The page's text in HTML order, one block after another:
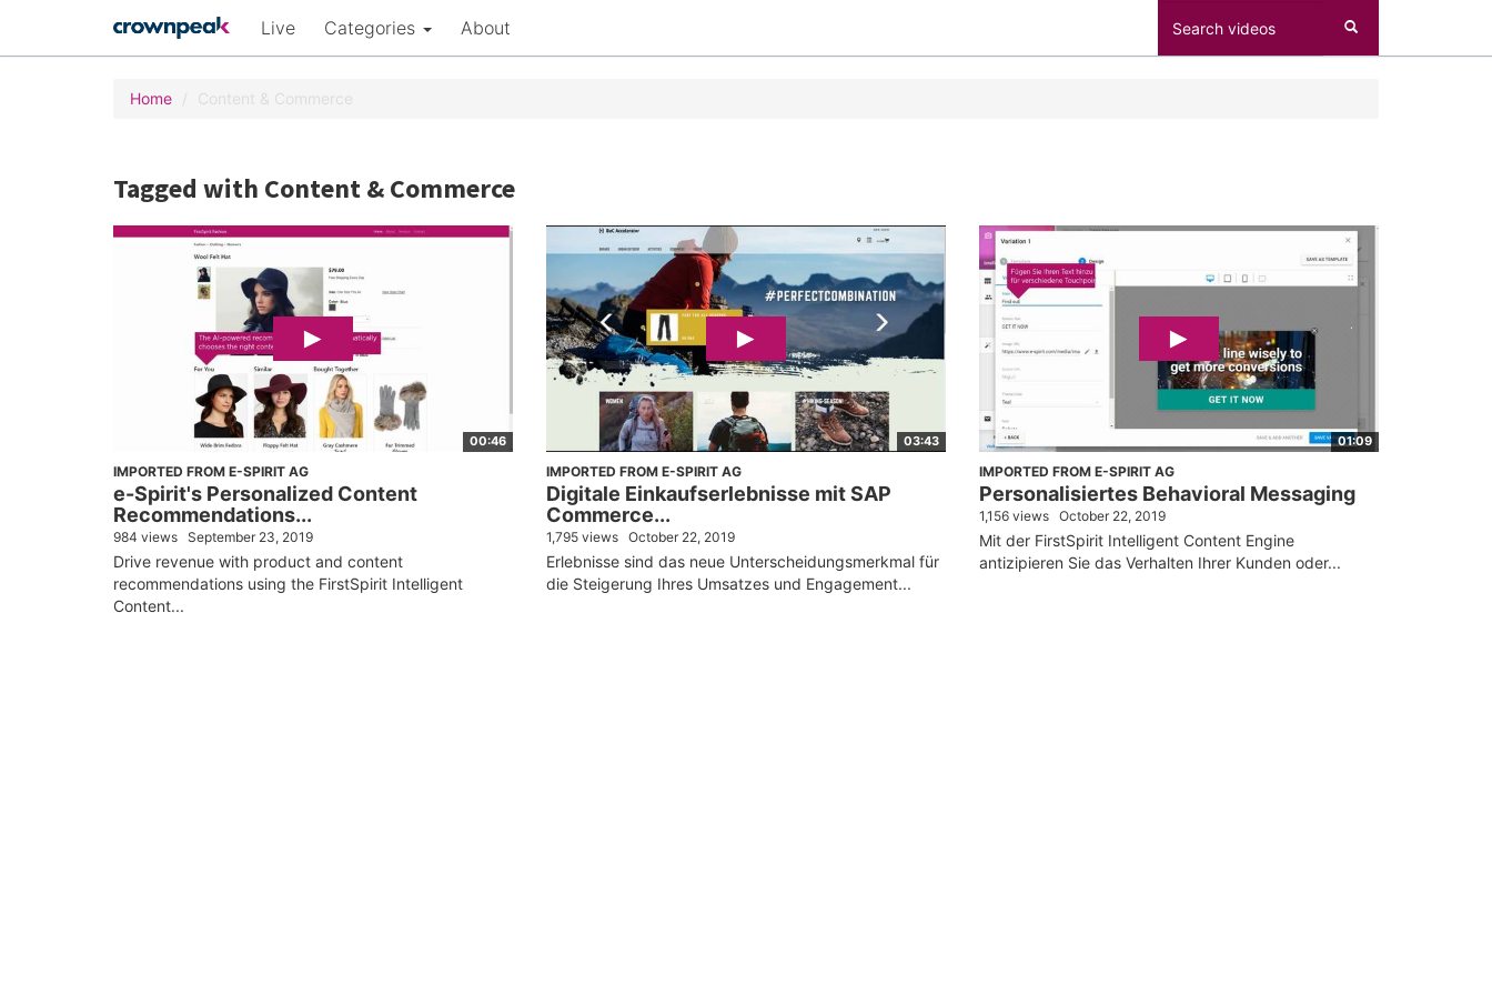
Live Categories About
Home Content & Commerce
Tagged with Content & Commerce
00:46
IMPORTED FROM E-SPIRIT AG
e-Spirit's Personalized Content
Recommendations...
984 views September 23, 2019
Drive revenue with product and content
recommendations using the FirstSpirit Intelligent
Content...
03:43
IMPORTED FROM E-SPIRIT AG
Digitale Einkaufserlebnisse mit SAP
Commerce...
1,795 views October 22, 2019
Erlebnisse sind das neue Unterscheidungsmerkmal für
die Steigerung Ihres Umsatzes und Engagement...
01:09
IMPORTED FROM E-SPIRIT AG
Personalisiertes Behavioral Messaging
1,156 views October 22, 2019
Mit der FirstSpirit Intelligent Content Engine
antizipieren Sie das Verhalten Ihrer Kunden oder...